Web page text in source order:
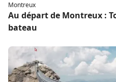
Montreux
Au départ de Montreux :
bateau